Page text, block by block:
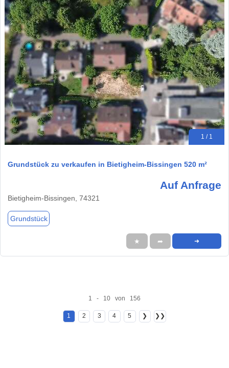
1 / 1
Grundstück zu verkaufen in Bietigheim-Bissingen 520 m²
Auf Anfrage
Bietigheim-Bissingen, 74321
Grundstück
★ ➦ ➜
1 - 10 von 156
1 2 3 4 5 ❯ ❯❯